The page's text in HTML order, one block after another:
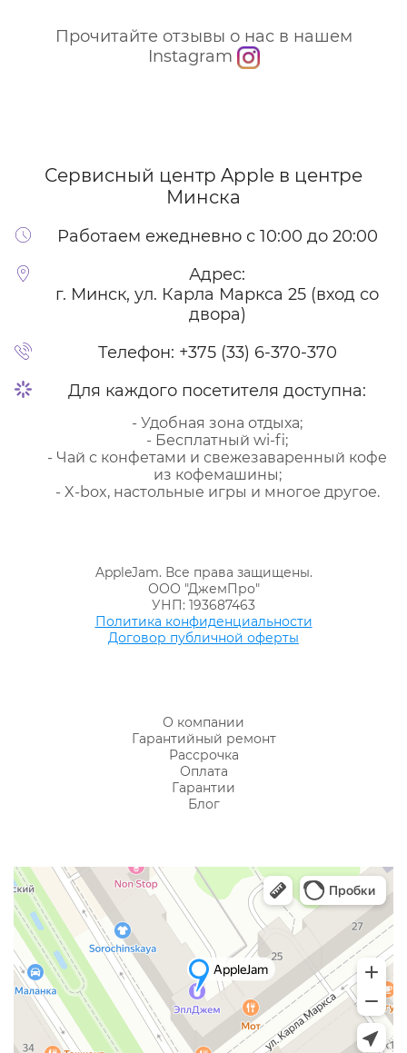
Прочитайте отзывы о нас в нашем
Instagram
Сервисный центр Apple в центре
Минска
Работаем ежедневно с 10:00 до 20:00
Адрес:
г. Минск, ул. Карла Маркса 25 (вход со
двора)
Телефон: +375 (33) 6-370-370
Для каждого посетителя доступна:
- Удобная зона отдыха;
- Бесплатный wi-fi;
- Чай с конфетами и свежезаваренный кофе
из кофемашины;
- X-box, настольные игры и многое другое.
AppleJam. Все права защищены.
ООО "ДжемПро"
УНП: 193687463
Политика конфиденциальности
Договор публичной оферты
О компании
Гарантийный ремонт
Рассрочка
Оплата
Гарантии
Блог